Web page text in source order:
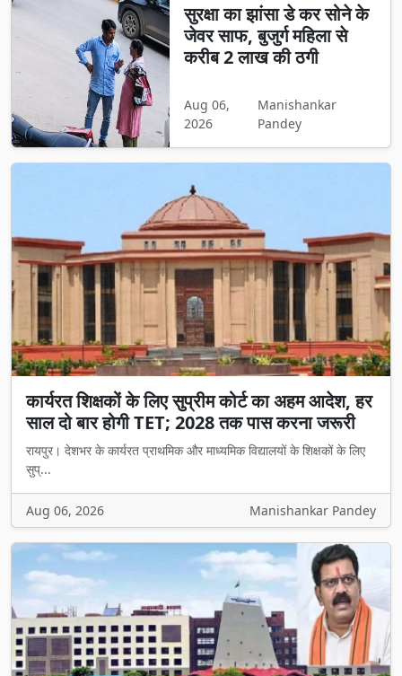
सुरक्षा का झांसा डे कर सोने के
जेवर साफ, बुजुर्ग महिला से
करीब 2 लाख की ठगी
Aug 06,
2026
Manishankar
Pandey
कार्यरत शिक्षकों के लिए सुप्रीम कोर्ट का अहम आदेश, हर
साल दो बार होगी TET; 2028 तक पास करना जरूरी
रायपुर। देशभर के कार्यरत प्राथमिक और माध्यमिक विद्यालयों के शिक्षकों के लिए
सुप्...
Aug 06, 2026 Manishankar Pandey